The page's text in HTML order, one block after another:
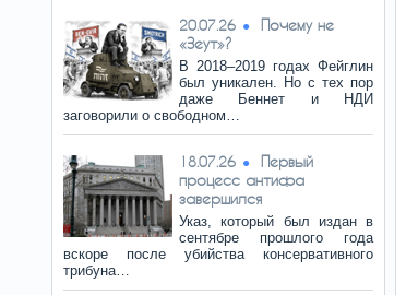
20.07.26
Почему не
«Зеут»?
В 2018–2019 годах Фейглин
был уникален. Но с тех пор
даже Беннет и НДИ
заговорили о свободном…
18.07.26
Первый
процесс антифа
завершился
Указ, который был издан в
сентябре прошлого года
вскоре после убийства консервативного
трибуна…